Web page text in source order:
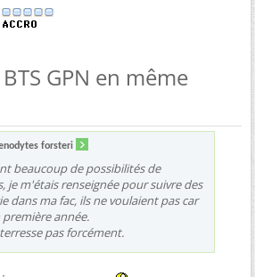
GPN en même
forsteri
beaucoup de possibilités de
je m'étais renseignée pour suivre des
dans ma fac, ils ne voulaient pas car
année.
pas forcément.